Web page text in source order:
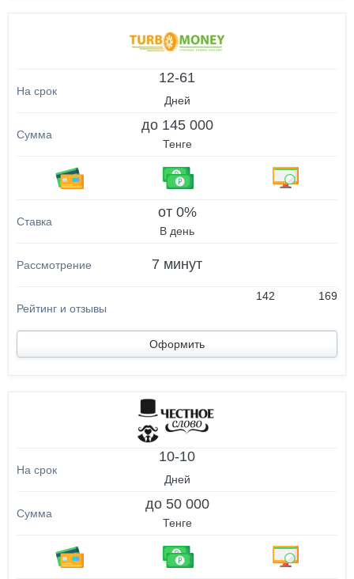
12-61
Дней
до 145 000
Тенге
от 0%
В день
7 минут
142 169
Оформить
10-10
Дней
до 50 000
Тенге